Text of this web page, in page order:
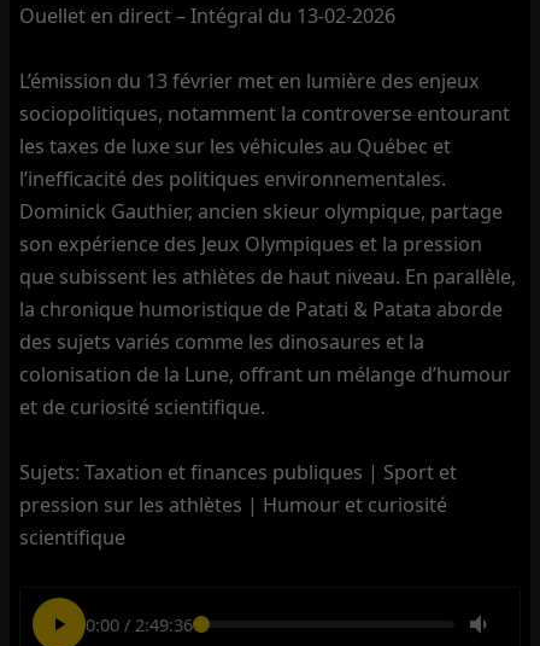
Ouellet en direct – Intégral du 13-02-2026
L’émission du 13 février met en lumière des enjeux
sociopolitiques, notamment la controverse entourant
les taxes de luxe sur les véhicules au Québec et
l’inefficacité des politiques environnementales.
Dominick Gauthier, ancien skieur olympique, partage
son expérience des Jeux Olympiques et la pression
que subissent les athlètes de haut niveau. En parallèle,
la chronique humoristique de Patati & Patata aborde
des sujets variés comme les dinosaures et la
colonisation de la Lune, offrant un mélange d’humour
et de curiosité scientifique.
Sujets: Taxation et finances publiques | Sport et
pression sur les athlètes | Humour et curiosité
scientifique
0:00/ 2:49:36